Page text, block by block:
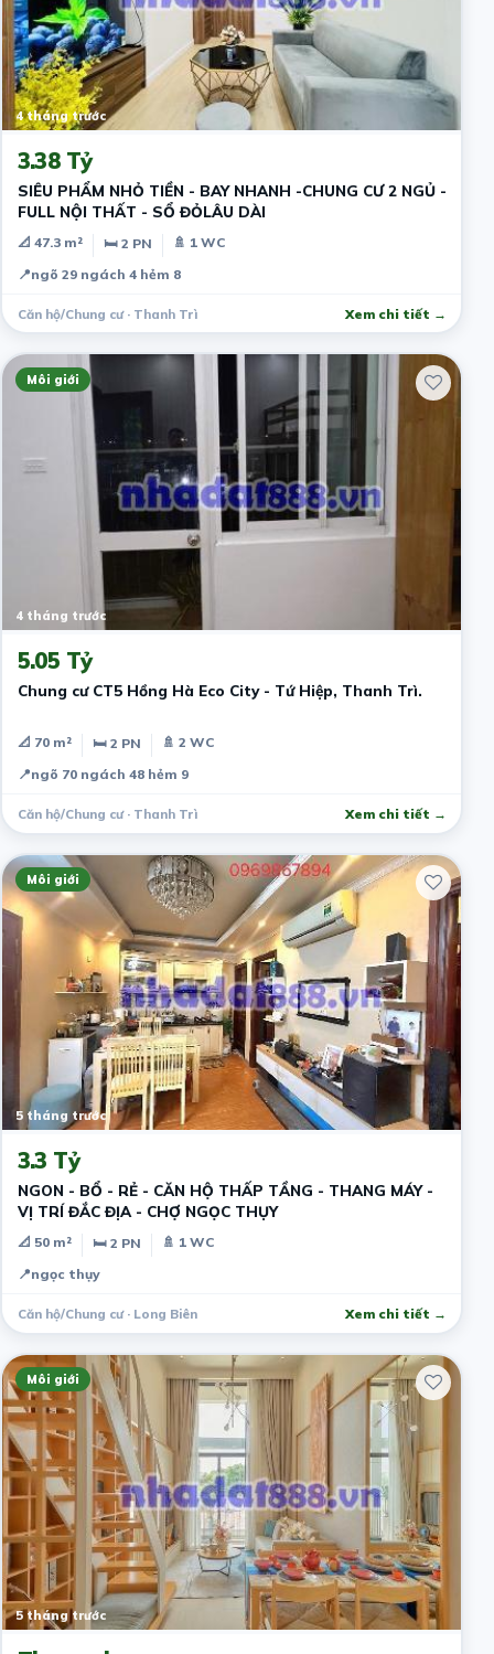
4 tháng trước
3.38 Tỷ
SIÊU PHẨM NHỎ TIỀN - BAY NHANH -CHUNG CƯ 2 NGỦ -
FULL NỘI THẤT - SỔ ĐỎLÂU DÀI
📐 47.3 m² 🛏 2 PN
🚿 1 WC
📍ngõ 29 ngách 4 hẻm 8
Căn hộ/Chung cư · Thanh Trì Xem chi tiết →
Môi giới
4 tháng trước
5.05 Tỷ
Chung cư CT5 Hồng Hà Eco City - Tứ Hiệp, Thanh Trì.
📐 70 m² 🛏 2 PN
🚿 2 WC
📍ngõ 70 ngách 48 hẻm 9
Căn hộ/Chung cư · Thanh Trì Xem chi tiết →
Môi giới
5 tháng trước
3.3 Tỷ
NGON - BỔ - RẺ - CĂN HỘ THẤP TẦNG - THANG MÁY -
VỊ TRÍ ĐẮC ĐỊA - CHỢ NGỌC THỤY
📐 50 m² 🛏 2 PN
🚿 1 WC
📍ngọc thụy
Căn hộ/Chung cư · Long Biên Xem chi tiết →
Môi giới
5 tháng trước